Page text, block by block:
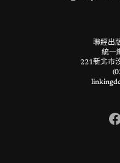
聯經出
統一
221新北市
Facebook